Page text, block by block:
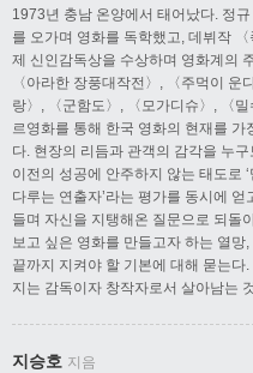
1973년 충남 온양에서 태어났다. 정
를 오가며 영화를 독학했고, 데뷔작
제 신인감독상을 수상하며 영화계의
〈아라한 장풍대작전〉, 〈주먹이 운
랑〉, 〈군함도〉, 〈모가디슈〉, 〈
르영화를 통해 한국 영화의 현재를
다. 현장의 리듬과 관객의 감각을 누
이전의 성공에 안주하지 않는 태도로
다루는 연출자’라는 평가를 동시에
들며 자신을 지탱해온 질문으로 되돌
보고 싶은 영화를 만들고자 하는 열망
끝까지 지켜야 할 기본에 대해 묻는
지는 감독이자 창작자로서 살아남는
지승호 지음